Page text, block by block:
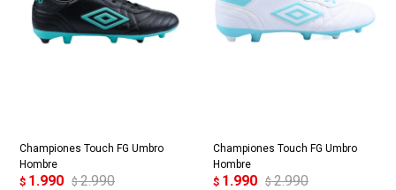
Championes Touch FG Umbro
Hombre
$ 1.990 $ 2.990
Championes Touch FG Umbro
Hombre
$ 1.990 $ 2.990